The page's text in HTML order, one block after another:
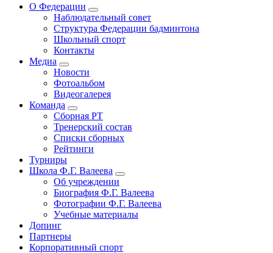
Основная
навигация
О Федерации
Наблюдательный совет
Структура Федерации бадминтона
Школьный спорт
Контакты
Медиа
Новости
Фотоальбом
Видеогалерея
Команда
Сборная РТ
Тренерский состав
Списки сборных
Рейтинги
Турниры
Школа Ф.Г. Валеева
Об учреждении
Биография Ф.Г. Валеева
Фотографии Ф.Г. Валеева
Учебные материалы
Допинг
Партнеры
Корпоративный спорт